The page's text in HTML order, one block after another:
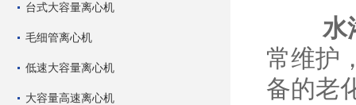
台式大容量离心机
毛细管离心机
低速大容量离心机
大容量高速离心机
水
常维护
备的老